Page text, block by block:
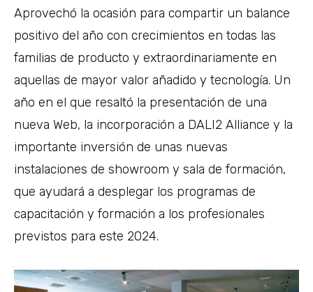
Aprovechó la ocasión para compartir un balance
positivo del año con crecimientos en todas las
familias de producto y extraordinariamente en
aquellas de mayor valor añadido y tecnología. Un
año en el que resaltó la presentación de una
nueva Web, la incorporación a DALI2 Alliance y la
importante inversión de unas nuevas
instalaciones de showroom y sala de formación,
que ayudará a desplegar los programas de
capacitación y formación a los profesionales
previstos para este 2024.